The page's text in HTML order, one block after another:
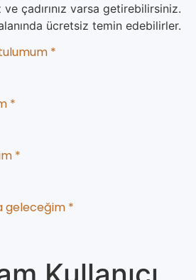
ve çadırınız varsa getirebilirsiniz.
ücretsiz temin edebilirler.
*
*
*
geleceğim *